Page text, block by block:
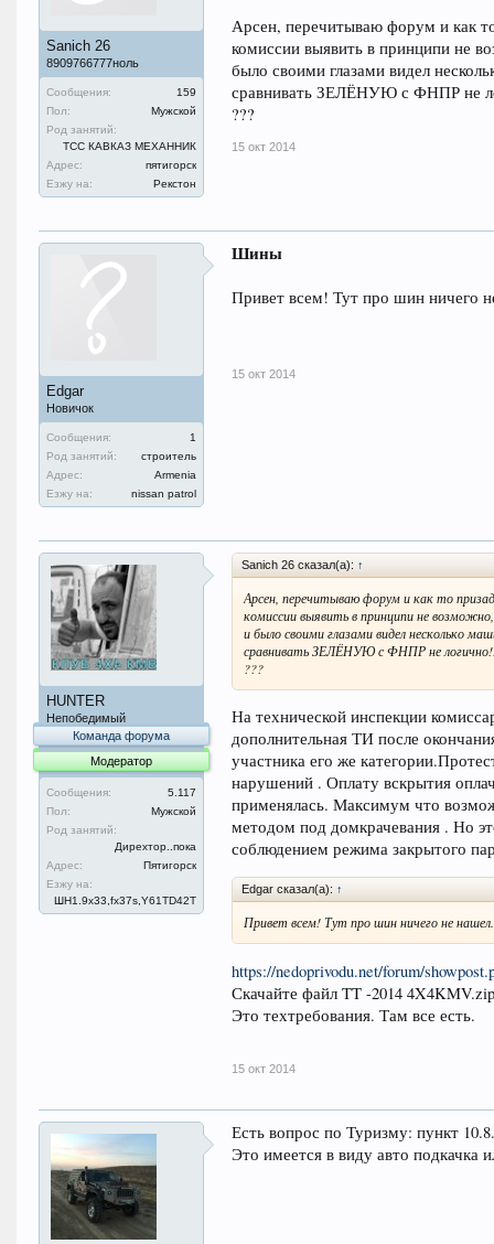
Sanich 26
8909766777ноль
Сообщения:
159
Пол:
Мужской
Род занятий:
ТСС КАВКАЗ МЕХАННИК
Адрес:
пятигорск
Езжу на:
Рекстон
Арсен, перечитываю форум и как
комиссии выявить в принципи не
было своими глазами видел
сравнивать ЗЕЛЁНУЮ с ФНПР не
???
15 окт 2014
Edgar
Новичок
Сообщения:
1
Род занятий:
строитель
Адрес:
Armenia
Езжу на:
nissan patrol
Шины
Привет всем! Тут про шин ничего
15 окт 2014
HUNTER
Непобедимый
Команда форума
Модератор
Сообщения:
5.117
Пол:
Мужской
Род занятий:
Дирехтор..пока
Адрес:
Пятигорск
Езжу на:
ШН1.9x33,fx37s,Y61TD42T
Sanich 26 сказал(а): ↑
Арсен, перечитываю форум и как то
комиссии выявить в принципи не
и было своими глазами видел несколько
сравнивать ЗЕЛЁНУЮ с ФНПР не
???
На технической инспекции
дополнительная ТИ после
участника его же
нарушений . Оплату вскрытия
применялась. Максимум что
методом под домкрачевания . Но
соблюдением режима закрытого
Edgar сказал(а): ↑
Привет всем! Тут про шин ничего не
https://nedoprivodu.net/forum/
Скачайте файл TT -2014
Это техтребования. Там все есть.
15 окт 2014
Есть вопрос по Туризму: пункт
Это имеется в виду авто подкачка